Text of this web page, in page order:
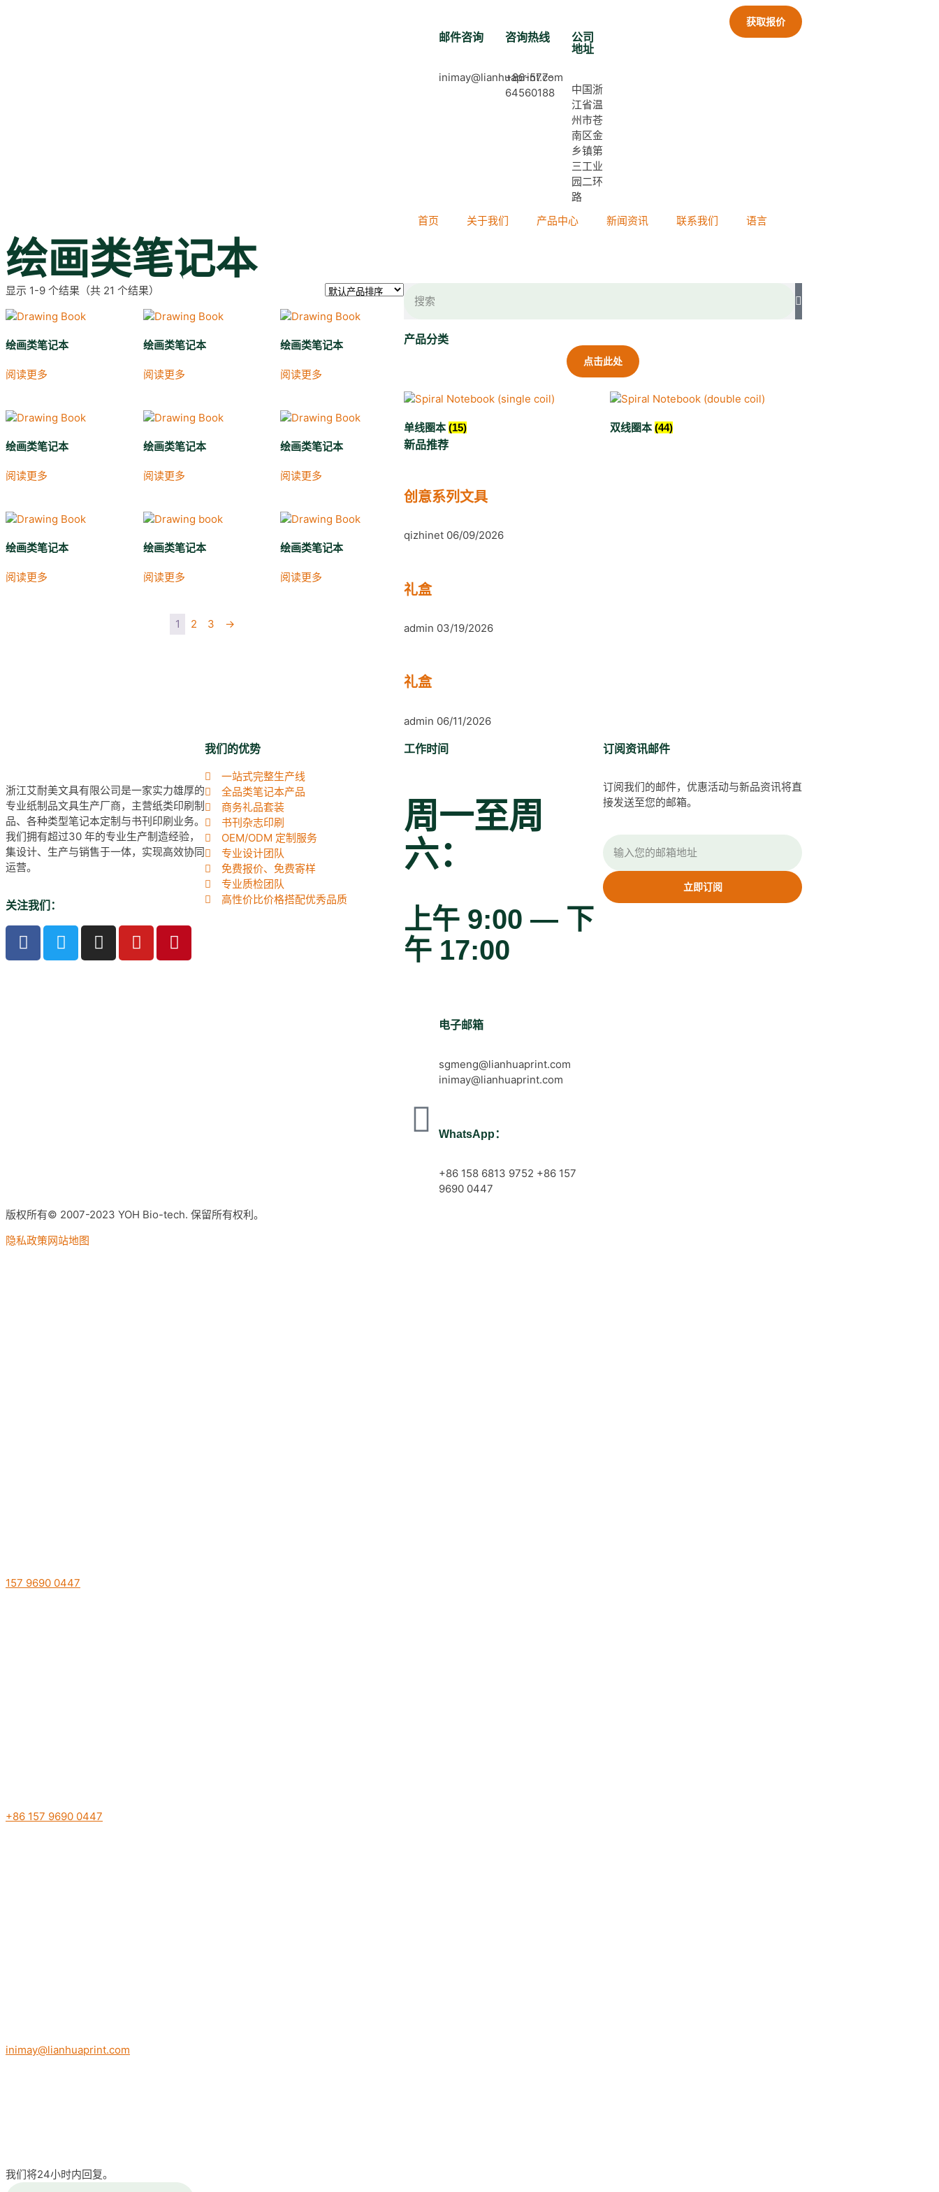
邮件咨询
inimay@lianhuaprint.com
咨询热线
+86-577-
64560188
公司
地址
中国浙
江省温
州市苍
南区金
乡镇第
三工业
园二环
路
获取报价
首页 关于我们 产品中心 新闻资讯 联系我们 语言
绘画类笔记本
显示 1-9 个结果（共 21 个结果）
绘画类笔记本
阅读更多
绘画类笔记本
阅读更多
绘画类笔记本
阅读更多
绘画类笔记本
阅读更多
绘画类笔记本
阅读更多
绘画类笔记本
阅读更多
绘画类笔记本
阅读更多
绘画类笔记本
阅读更多
绘画类笔记本
阅读更多
1 2 3 →
产品分类
点击此处
单线圈本 (15) 双线圈本 (44)
新品推荐
创意系列文具
qizhinet 06/09/2026
礼盒
admin 03/19/2026
礼盒
admin 06/11/2026
浙江艾耐美文具有限公司是一家实力雄厚的
专业纸制品文具生产厂商，主营纸类印刷制
品、各种类型笔记本定制与书刊印刷业务。
我们拥有超过30 年的专业生产制造经验，
集设计、生产与销售于一体，实现高效协同
运营。
关注我们：
我们的优势
一站式完整生产线
全品类笔记本产品
商务礼品套装
书刊杂志印刷
OEM/ODM 定制服务
专业设计团队
免费报价、免费寄样
专业质检团队
高性价比价格搭配优秀品质
工作时间
周一至周
六：
上午 9:00 — 下
午 17:00
电子邮箱
sgmeng@lianhuaprint.com
inimay@lianhuaprint.com
WhatsApp：
+86 158 6813 9752 +86 157
9690 0447
订阅资讯邮件
订阅我们的邮件，优惠活动与新品资讯将直
接发送至您的邮箱。
立即订阅
版权所有© 2007-2023 YOH Bio-tech. 保留所有权利。
隐私政策网站地图
157 9690 0447
+86 157 9690 0447
inimay@lianhuaprint.com
我们将24小时内回复。